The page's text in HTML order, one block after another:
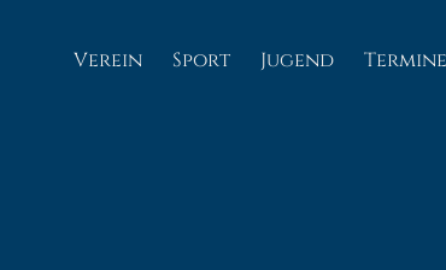
Verein Sport Jugend Termine